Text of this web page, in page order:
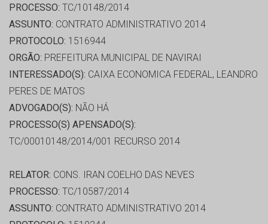
PROCESSO: TC/10148/2014
ASSUNTO: CONTRATO ADMINISTRATIVO 2014
PROTOCOLO: 1516944
ORGÃO: PREFEITURA MUNICIPAL DE NAVIRAI
INTERESSADO(S): CAIXA ECONOMICA FEDERAL, LEANDRO
PERES DE MATOS
ADVOGADO(S): NÃO HÁ
PROCESSO(S) APENSADO(S):
TC/00010148/2014/001 RECURSO 2014
RELATOR: CONS. IRAN COELHO DAS NEVES
PROCESSO: TC/10587/2014
ASSUNTO: CONTRATO ADMINISTRATIVO 2014